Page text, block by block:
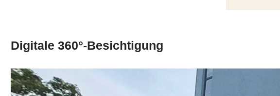
Digitale 360°-Besichtigung